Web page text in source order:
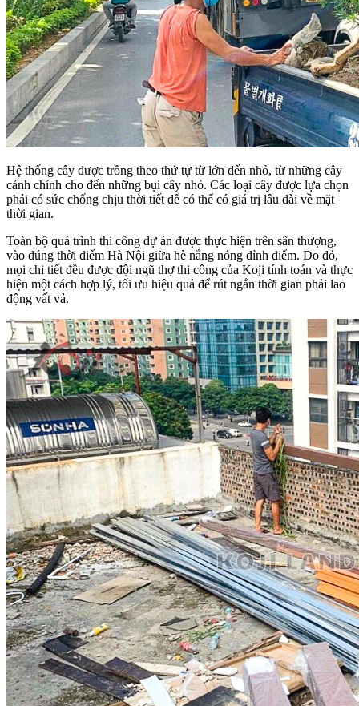
Hệ thống cây được trồng theo thứ tự từ lớn đến nhỏ, từ những cây
cảnh chính cho đến những bụi cây nhỏ. Các loại cây được lựa chọn
phải có sức chống chịu thời tiết để có thể có giá trị lâu dài về mặt
thời gian.
Toàn bộ quá trình thi công dự án được thực hiện trên sân thượng,
vào đúng thời điểm Hà Nội giữa hè nắng nóng đỉnh điểm. Do đó,
mọi chi tiết đều được đội ngũ thợ thi công của Koji tính toán và thực
hiện một cách hợp lý, tối ưu hiệu quả để rút ngắn thời gian phải lao
động vất vả.